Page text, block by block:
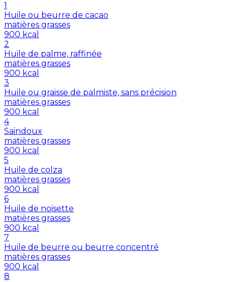
1
Huile ou beurre de cacao
matières grasses
900 kcal
2
Huile de palme, raffinée
matières grasses
900 kcal
3
Huile ou graisse de palmiste, sans précision
matières grasses
900 kcal
4
Saindoux
matières grasses
900 kcal
5
Huile de colza
matières grasses
900 kcal
6
Huile de noisette
matières grasses
900 kcal
7
Huile de beurre ou beurre concentré
matières grasses
900 kcal
8